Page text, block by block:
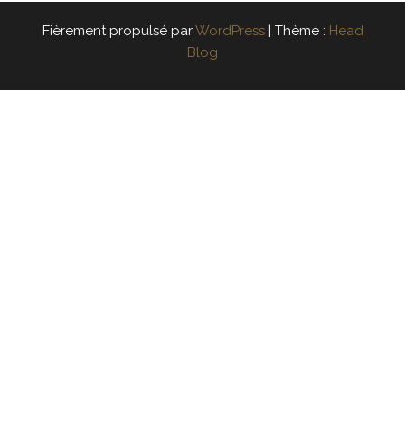
Fièrement propulsé parWordPress | Thème : Head
Blog